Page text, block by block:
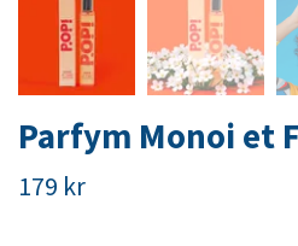
Parfym Monoi et
179 kr